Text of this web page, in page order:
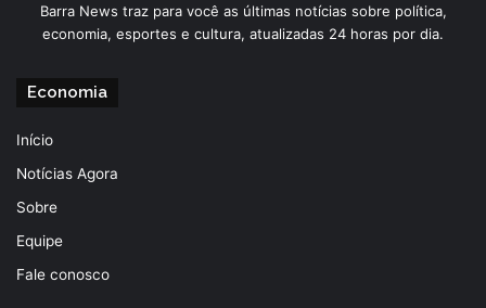
Barra News traz para você as últimas notícias sobre política,
economia, esportes e cultura, atualizadas 24 horas por dia.
Economia
Início
Notícias Agora
Sobre
Equipe
Fale conosco